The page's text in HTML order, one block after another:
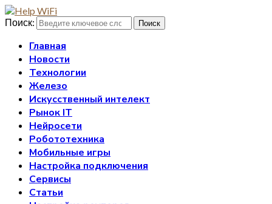
Поиск: Поиск
Главная
Новости
Технологии
Железо
Искусственный интелект
Рынок IT
Нейросети
Робототехника
Мобильные игры
Настройка подключения
Сервисы
Статьи